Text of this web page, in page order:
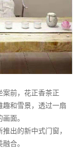
案前，花正香茶正
趣和雪景，透过一扇
面。
推出的新中式门窗，
合。